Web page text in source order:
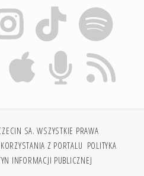
SA. WSZYSTKIE PRAWA
Z PORTALU POLITYKA
INFORMACJI PUBLICZNEJ